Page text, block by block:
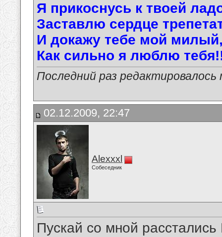
Я прикоснусь к твоей
Заставлю сердце
И докажу тебе мой
Как сильно я люблю
Последний раз
02.12.2009, 22:47
Alexxxl
Собеседник
Пускай со мной